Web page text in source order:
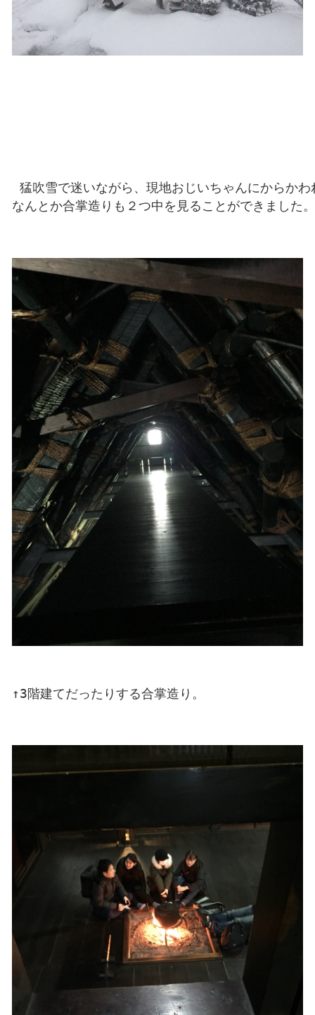
猛吹雪で迷いながら、現地おじいちゃんにからか
なんとか合掌造りも２つ中を見ることができました。
↑3階建てだったりする合掌造り。